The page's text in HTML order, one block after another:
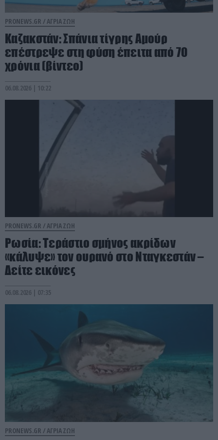
PRONEWS.GR / ΑΓΡΙΑ ΖΩΗ
Καζακστάν: Σπάνια τίγρης Αμούρ
επέστρεψε στη φύση έπειτα από 70
χρόνια (βίντεο)
06.08.2026 | 10:22
PRONEWS.GR /ΑΓΡΙΑ ΖΩΗ
Ρωσία: Τεράστιο σμήνος ακρίδων
«κάλυψε» τον ουρανό στο Νταγκεστάν –
Δείτε εικόνες
06.08.2026 | 07:35
PRONEWS.GR /ΑΓΡΙΑ ΖΩΗ